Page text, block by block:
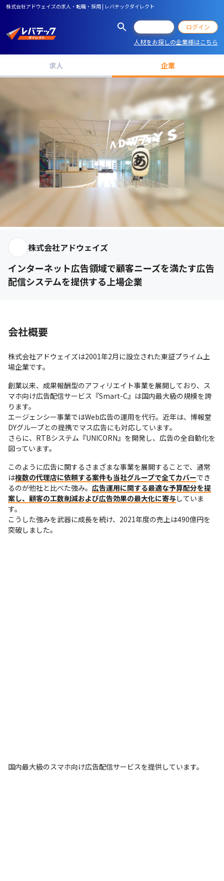
株式会社アドウェイズの求人・転職・採用 | レバテックダイレクト
ログイン
人材をお探しの企業様はこちら
求人 企業
株式会社アドウェイズ
インターネット広告領域で顧客ニーズを満たす広告
配信システムを提供する上場企業
会社概要
株式会社アドウェイズは2001年2月に設立された東証プライム上
場企業です。
創業以来、成果報酬型のアフィリエイト事業を展開しており、ス
マホ向け広告配信サービス『Smart-C』は国内最大級の規模を誇
ります。
エージェンシー事業ではWeb広告の運用を代行。近年は、博報堂
DYグループとの提携でマス広告にも対応しています。
さらに、RTBシステム『UNICORN』を開発し、広告の全自動化を
図っています。
このように広告に関するさまざまな事業を展開することで、通常
は複数の代理店に依頼する案件も当社グループで全てカバーでき
るのが他社と比べた強み。 広告運用に関する最適な予算配分を提
案し、顧客の工数削減および広告効果の最大化に寄与していま
す。
こうした強みを武器に成長を続け、2021年度の売上は490億円を
突破しました。
国内最大級のスマホ向け広告配信サービスを提供しています。